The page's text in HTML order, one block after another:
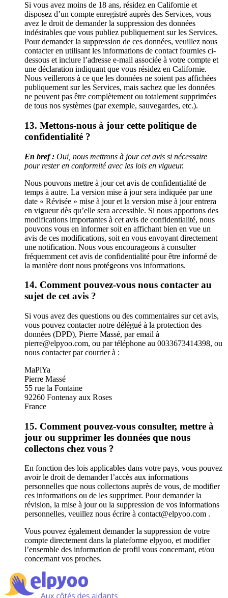
Si vous avez moins de 18 ans, résidez en Californie et
disposez d’un compte enregistré auprès des Services, vous
avez le droit de demander la suppression des données
indésirables que vous publiez publiquement sur les Services.
Pour demander la suppression de ces données, veuillez nous
contacter en utilisant les informations de contact fournies ci-
dessous et inclure l’adresse e-mail associée à votre compte et
une déclaration indiquant que vous résidez en Californie.
Nous veillerons à ce que les données ne soient pas affichées
publiquement sur les Services, mais sachez que les données
ne peuvent pas être complètement ou totalement supprimées
de tous nos systèmes (par exemple, sauvegardes, etc.).
13. Mettons-nous à jour cette politique de
confidentialité ?
En bref : Oui, nous mettrons à jour cet avis si nécessaire
pour rester en conformité avec les lois en vigueur.
Nous pouvons mettre à jour cet avis de confidentialité de
temps à autre. La version mise à jour sera indiquée par une
date « Révisée » mise à jour et la version mise à jour entrera
en vigueur dès qu’elle sera accessible. Si nous apportons des
modifications importantes à cet avis de confidentialité, nous
pouvons vous en informer soit en affichant bien en vue un
avis de ces modifications, soit en vous envoyant directement
une notification. Nous vous encourageons à consulter
fréquemment cet avis de confidentialité pour être informé de
la manière dont nous protégeons vos informations.
14. Comment pouvez-vous nous contacter au
sujet de cet avis ?
Si vous avez des questions ou des commentaires sur cet avis,
vous pouvez contacter notre délégué à la protection des
données (DPD), Pierre Massé, par email à
pierre@elpyoo.com, ou par téléphone au 0033673414398, ou
nous contacter par courrier à :
MaPiYa
Pierre Massé
55 rue la Fontaine
92260 Fontenay aux Roses
France
15. Comment pouvez-vous consulter, mettre à
jour ou supprimer les données que nous
collectons chez vous ?
En fonction des lois applicables dans votre pays, vous pouvez
avoir le droit de demander l’accès aux informations
personnelles que nous collectons auprès de vous, de modifier
ces informations ou de les supprimer. Pour demander la
révision, la mise à jour ou la suppression de vos informations
personnelles, veuillez nous écrire à contact@elpyoo.com .
Vous pouvez également demander la suppression de votre
compte directement dans la plateforme elpyoo, et modifier
l’ensemble des information de profil vous concernant, et/ou
concernant vos proches.